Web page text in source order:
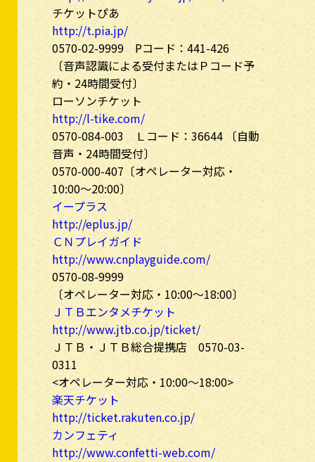
チケットぴあ
http://t.pia.jp/
0570-02-9999 Pコード：441-426
〔音声認識による受付またはＰコード予
約・24時間受付〕
ローソンチケット
http://l-tike.com/
0570-084-003 Ｌコード：36644
〔自動
音声・24時間受付〕
0570-000-407〔オペレーター対応・
10:00～20:00〕
イープラス
http://eplus.jp/
ＣＮプレイガイド
http://www.cnplayguide.com/
0570-08-9999
〔オペレーター対応・10:00～18:00〕
ＪＴＢエンタメチケット
http://www.jtb.co.jp/ticket/
ＪＴＢ・ＪＴＢ総合提携店 0570-03-
0311
<オペレーター対応・10:00～18:00>
楽天チケット
http://ticket.rakuten.co.jp/
カンフェティ
http://www.confetti-web.com/